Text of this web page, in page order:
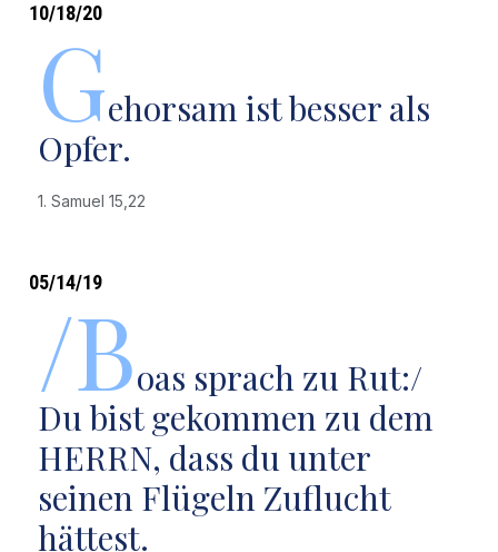
10/18/20
Gehorsam ist besser als
Opfer.
1. Samuel 15,22
05/14/19
/Boas sprach zu Rut:/
Du bist gekommen zu dem
HERRN, dass du unter
seinen Flügeln Zuflucht
hättest.